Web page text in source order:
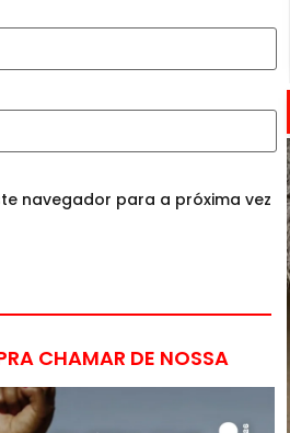
navegador para a próxima vez
CHAMAR DE NOSSA